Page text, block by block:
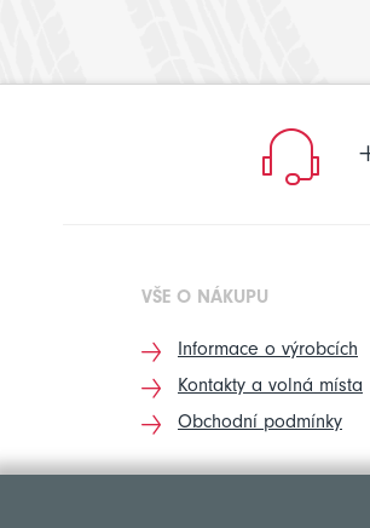
VŠE O NÁKUPU
Informace o výrobcích
Kontakty a volná místa
Obchodní podmínky